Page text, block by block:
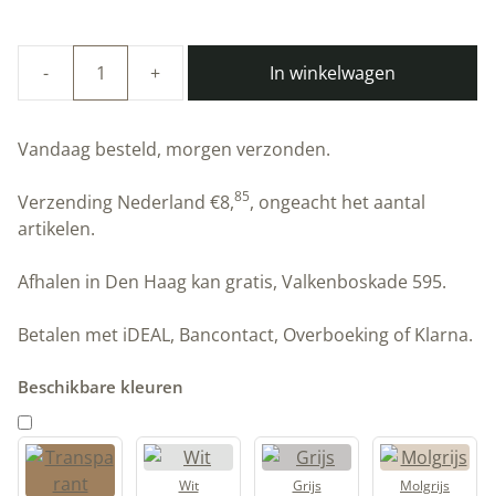
wax
Mahonie
Allbäck
aantal
In winkelwagen
Vandaag besteld, morgen verzonden.
Verzending Nederland €8,85, ongeacht het aantal
artikelen.
Afhalen in Den Haag kan gratis, Valkenboskade 595.
Betalen met iDEAL, Bancontact, Overboeking of Klarna.
Beschikbare kleuren
Wit Grijs Molgrijs